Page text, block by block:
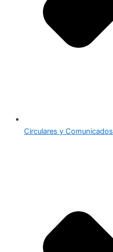
Circulares y Comunicados